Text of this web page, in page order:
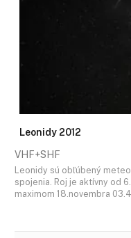
Leonidy 2012
VHF+SHF
Leonidy sú obľúbený
spojenia. Roj je aktívny od
maximom 18.novembra